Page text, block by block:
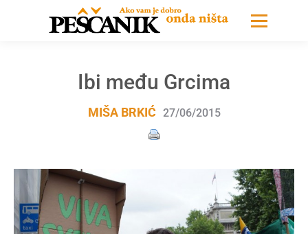
Ibi među Grcima
MIŠA BRKIĆ 27/06/2015